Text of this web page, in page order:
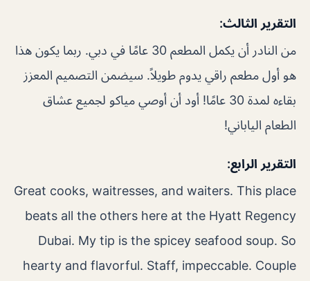
التقرير الثالث:
من النادر أن يكمل المطعم 30 عامًا في دبي. ربما يكون هذا
هو أول مطعم راقي يدوم طويلاً. سيضمن التصميم المعزز
بقاءه لمدة 30 عامًا! أود أن أوصي مياكو لجميع عشاق
الطعام الياباني!
التقرير الرابع:
Great cooks, waitresses, and waiters. This place
beats all the others here at the Hyatt Regency
Dubai. My tip is the spicey seafood soup. So
hearty and flavorful. Staff, impeccable. Couple